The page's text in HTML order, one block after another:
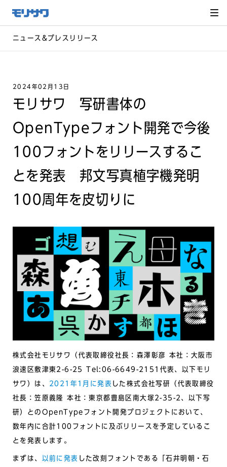
メ
ニュー
飛ばし
へ移動
ニュース&プレスリリース
2024年02月13日
モリサワ 写研書体の
OpenTypeフォント開発で今後
100フォントをリリースするこ
とを発表 邦文写真植字機発明
100周年を皮切りに
株式会社モリサワ（代表取締役社長：森澤彰彦 本社：大阪市
浪速区敷津東2-6-25 Tel:06-6649-2151代表、以下モリ
サワ）は、 2021年1月に発表 した株式会社写研（代表取締役
社長：笠原義隆 本社：東京都豊島区南大塚2-35-2、以下写
研）とのOpenTypeフォント開発プロジェクトにおいて、
数年内に合計100フォントに及ぶリリースを予定しているこ
とを発表します。
まずは、 以前に発表 した改刻フォントである「石井明朝・石